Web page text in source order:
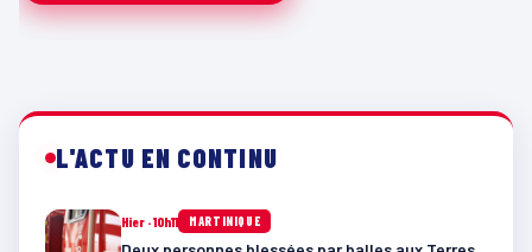
L'ACTU EN CONTINU
Hier · 10h11 MARTINIQUE